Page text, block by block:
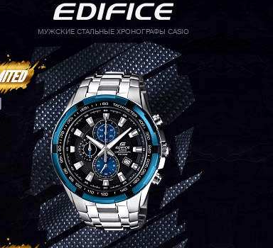
МУЖСКИЕ СТАЛЬНЫЕ ХРОНОГРАФЫ CASIO